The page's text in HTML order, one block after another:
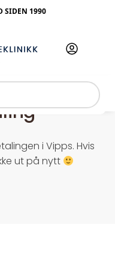
SIDEN 1990
i Vipps. Hvis
ut på nytt